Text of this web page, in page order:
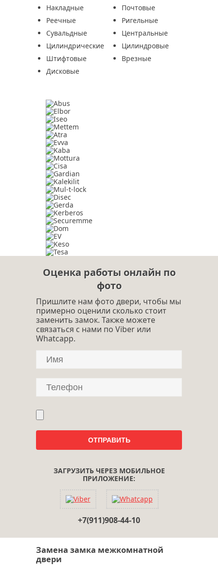
Накладные
Почтовые
Реечные
Ригельные
Сувальдные
Центральные
Цилиндрические
Цилиндровые
Штифтовые
Врезные
Дисковые
Оценка работы онлайн по
фото
Пришлите нам фото двери, чтобы мы
примерно оценили сколько стоит
заменить замок. Также можете
связаться с нами по Viber или
Whatcapp.
ЗАГРУЗИТЬ ЧЕРЕЗ МОБИЛЬНОЕ
ПРИЛОЖЕНИЕ:
+7(911)908-44-10
Замена замка межкомнатной
двери